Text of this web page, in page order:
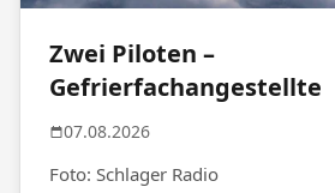
Zwei Piloten –
Gefrierfachangestellte
07.08.2026
Foto: Schlager Radio